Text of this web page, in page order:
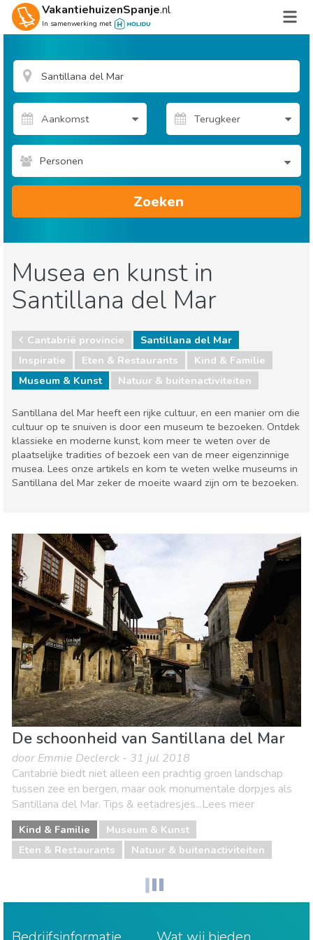
VakantiehuizenSpanje.nl
In samenwerking met
Personen
Zoeken
Musea en kunst in
Santillana del Mar
Cantabrië provincie
Santillana del Mar
Inspiratie
Eten & Restaurants
Kind & Familie
Museum & Kunst
Natuur & buitenactiviteiten
Santillana del Mar heeft een rijke cultuur, en een manier om die
cultuur op te snuiven is door een museum te bezoeken. Ontdek
klassieke en moderne kunst, kom meer te weten over de
plaatselijke tradities of bezoek een van de meer eigenzinnige
musea. Lees onze artikels en kom te weten welke museums in
Santillana del Mar zeker de moeite waard zijn om te bezoeken.
Eten & Restaurants
Kind & Familie
Museum & Kunst
Natuur & buitenactiviteiten
De schoonheid van Santillana del Mar
door Emmie Declerck - 31 jul 2018
Cantabrië biedt niet alleen een prachtig groen landschap
tussen zee en bergen, maar ook monumentale dorpjes als
Santillana del Mar. Tips & eetadresjes...Lees meer
Kind & Familie
Museum & Kunst
Eten & Restaurants
Natuur & buitenactiviteiten